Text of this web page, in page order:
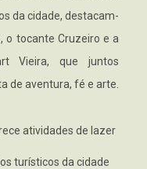
da cidade, destacam-
o tocante Cruzeiro e a
Vieira, que juntos
de aventura, fé e arte.
turísticos da cidade